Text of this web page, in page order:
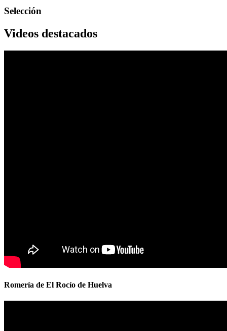
Selección
Videos destacados
Romería de El Rocío de Huelva